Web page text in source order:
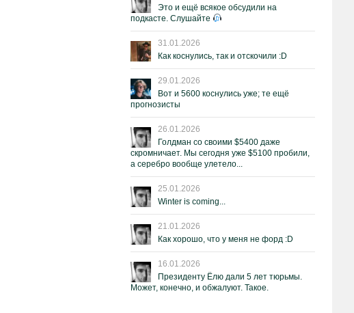
Это и ещё всякое обсудили на
подкасте. Слушайте
31.01.2026
Как коснулись, так и отскочили :D
29.01.2026
Вот и 5600 коснулись уже; те ещё
прогнозисты
26.01.2026
Голдман со своими $5400 даже
скромничает. Мы сегодня уже $5100 пробили,
а серебро вообще улетело...
25.01.2026
Winter is coming...
21.01.2026
Как хорошо, что у меня не форд :D
16.01.2026
Президенту Ёлю дали 5 лет тюрьмы.
Может, конечно, и обжалуют. Такое.